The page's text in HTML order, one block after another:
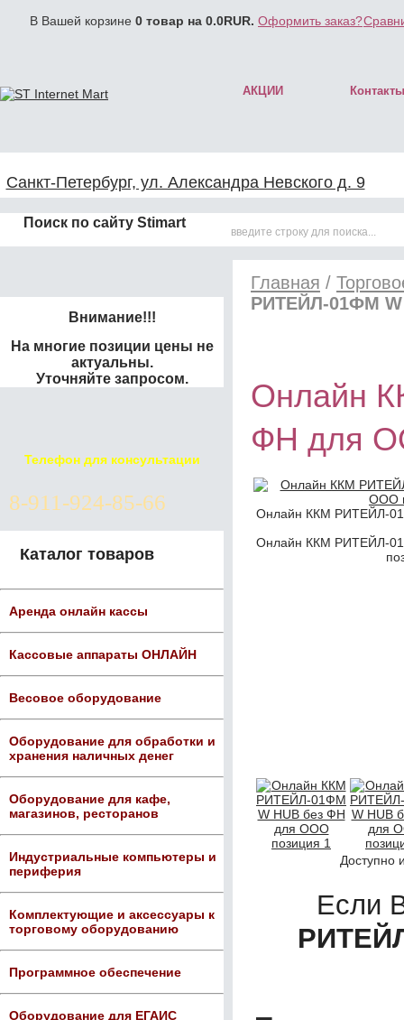
В Вашей корзине 0 товар на 0.0RUR. Оформить заказ?
АКЦИИ Контакты
Санкт-Петербург, ул. Александра Невского д. 9
Поиск по сайту Stimart
Внимание!!!
На многие позиции цены не
актуальны.
Уточняйте запросом.
Телефон для консультации
8-911-924-85-66
Каталог товаров
Аренда онлайн кассы
Кассовые аппараты ОНЛАЙН
Весовое оборудование
Оборудование для обработки и
хранения наличных денег
Оборудование для кафе,
магазинов, ресторанов
Индустриальные компьютеры и
периферия
Комплектующие и аксессуары к
торговому оборудованию
Программное обеспечение
Оборудование для ЕГАИС
Главная /
РИТЕЙЛ-01ФМ
Онлайн
ФН для
Онлайн ККМ РИТЕЙЛ-
Онлайн ККМ РИТЕЙЛ-
Доступно
Если